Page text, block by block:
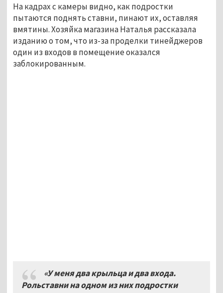
На кадрах с камеры видно, как подростки
пытаются поднять ставни, пинают их, оставляя
вмятины. Хозяйка магазина Наталья рассказала
изданию о том, что из-за проделки тинейджеров
один из входов в помещение оказался
заблокированным.
«У меня два крыльца и два входа.
Рольставни на одном из них подростки